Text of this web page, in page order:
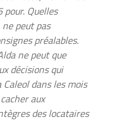
Quelles
peut pas
préalables.
ne peut que
décisions qui
dans les mois
aux
des locataires